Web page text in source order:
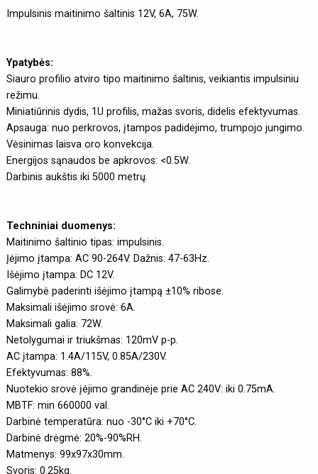
Impulsinis maitinimo šaltinis 12V, 6A, 75W.
Ypatybės:
Siauro profilio atviro tipo maitinimo šaltinis, veikiantis impulsiniu
režimu.
Miniatiūrinis dydis, 1U profilis, mažas svoris, didelis efektyvumas.
Apsauga: nuo perkrovos, įtampos padidėjimo, trumpojo jungimo.
Vėsinimas laisva oro konvekcija.
Energijos sąnaudos be apkrovos: <0.5W.
Darbinis aukštis iki 5000 metrų.
Techniniai duomenys:
Maitinimo šaltinio tipas: impulsinis.
Įėjimo įtampa: AC 90-264V. Dažnis: 47-63Hz.
Išėjimo įtampa: DC 12V.
Galimybė paderinti išėjimo įtampą ±10% ribose.
Maksimali išėjimo srovė: 6A.
Maksimali galia: 72W.
Netolygumai ir triukšmas: 120mV p-p.
AC įtampa: 1.4A/115V, 0.85A/230V.
Efektyvumas: 88%.
Nuotekio srovė įėjimo grandinėje prie AC 240V: iki 0.75mA.
MBTF: min 660000 val.
Darbinė temperatūra: nuo -30°C iki +70°C.
Darbinė drėgmė: 20%-90%RH.
Matmenys: 99x97x30mm.
Svoris: 0.25kg.